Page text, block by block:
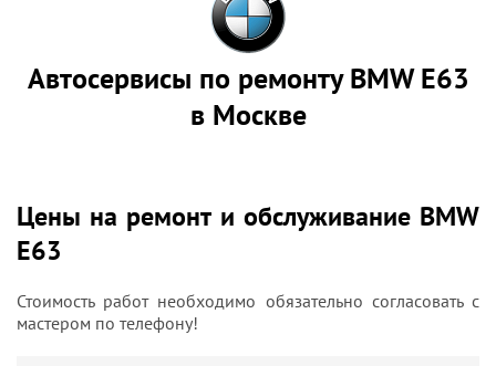
Автосервисы по ремонту BMW E63
в Москве
Цены на ремонт и обслуживание BMW
E63
Стоимость работ необходимо обязательно согласовать с
мастером по телефону!